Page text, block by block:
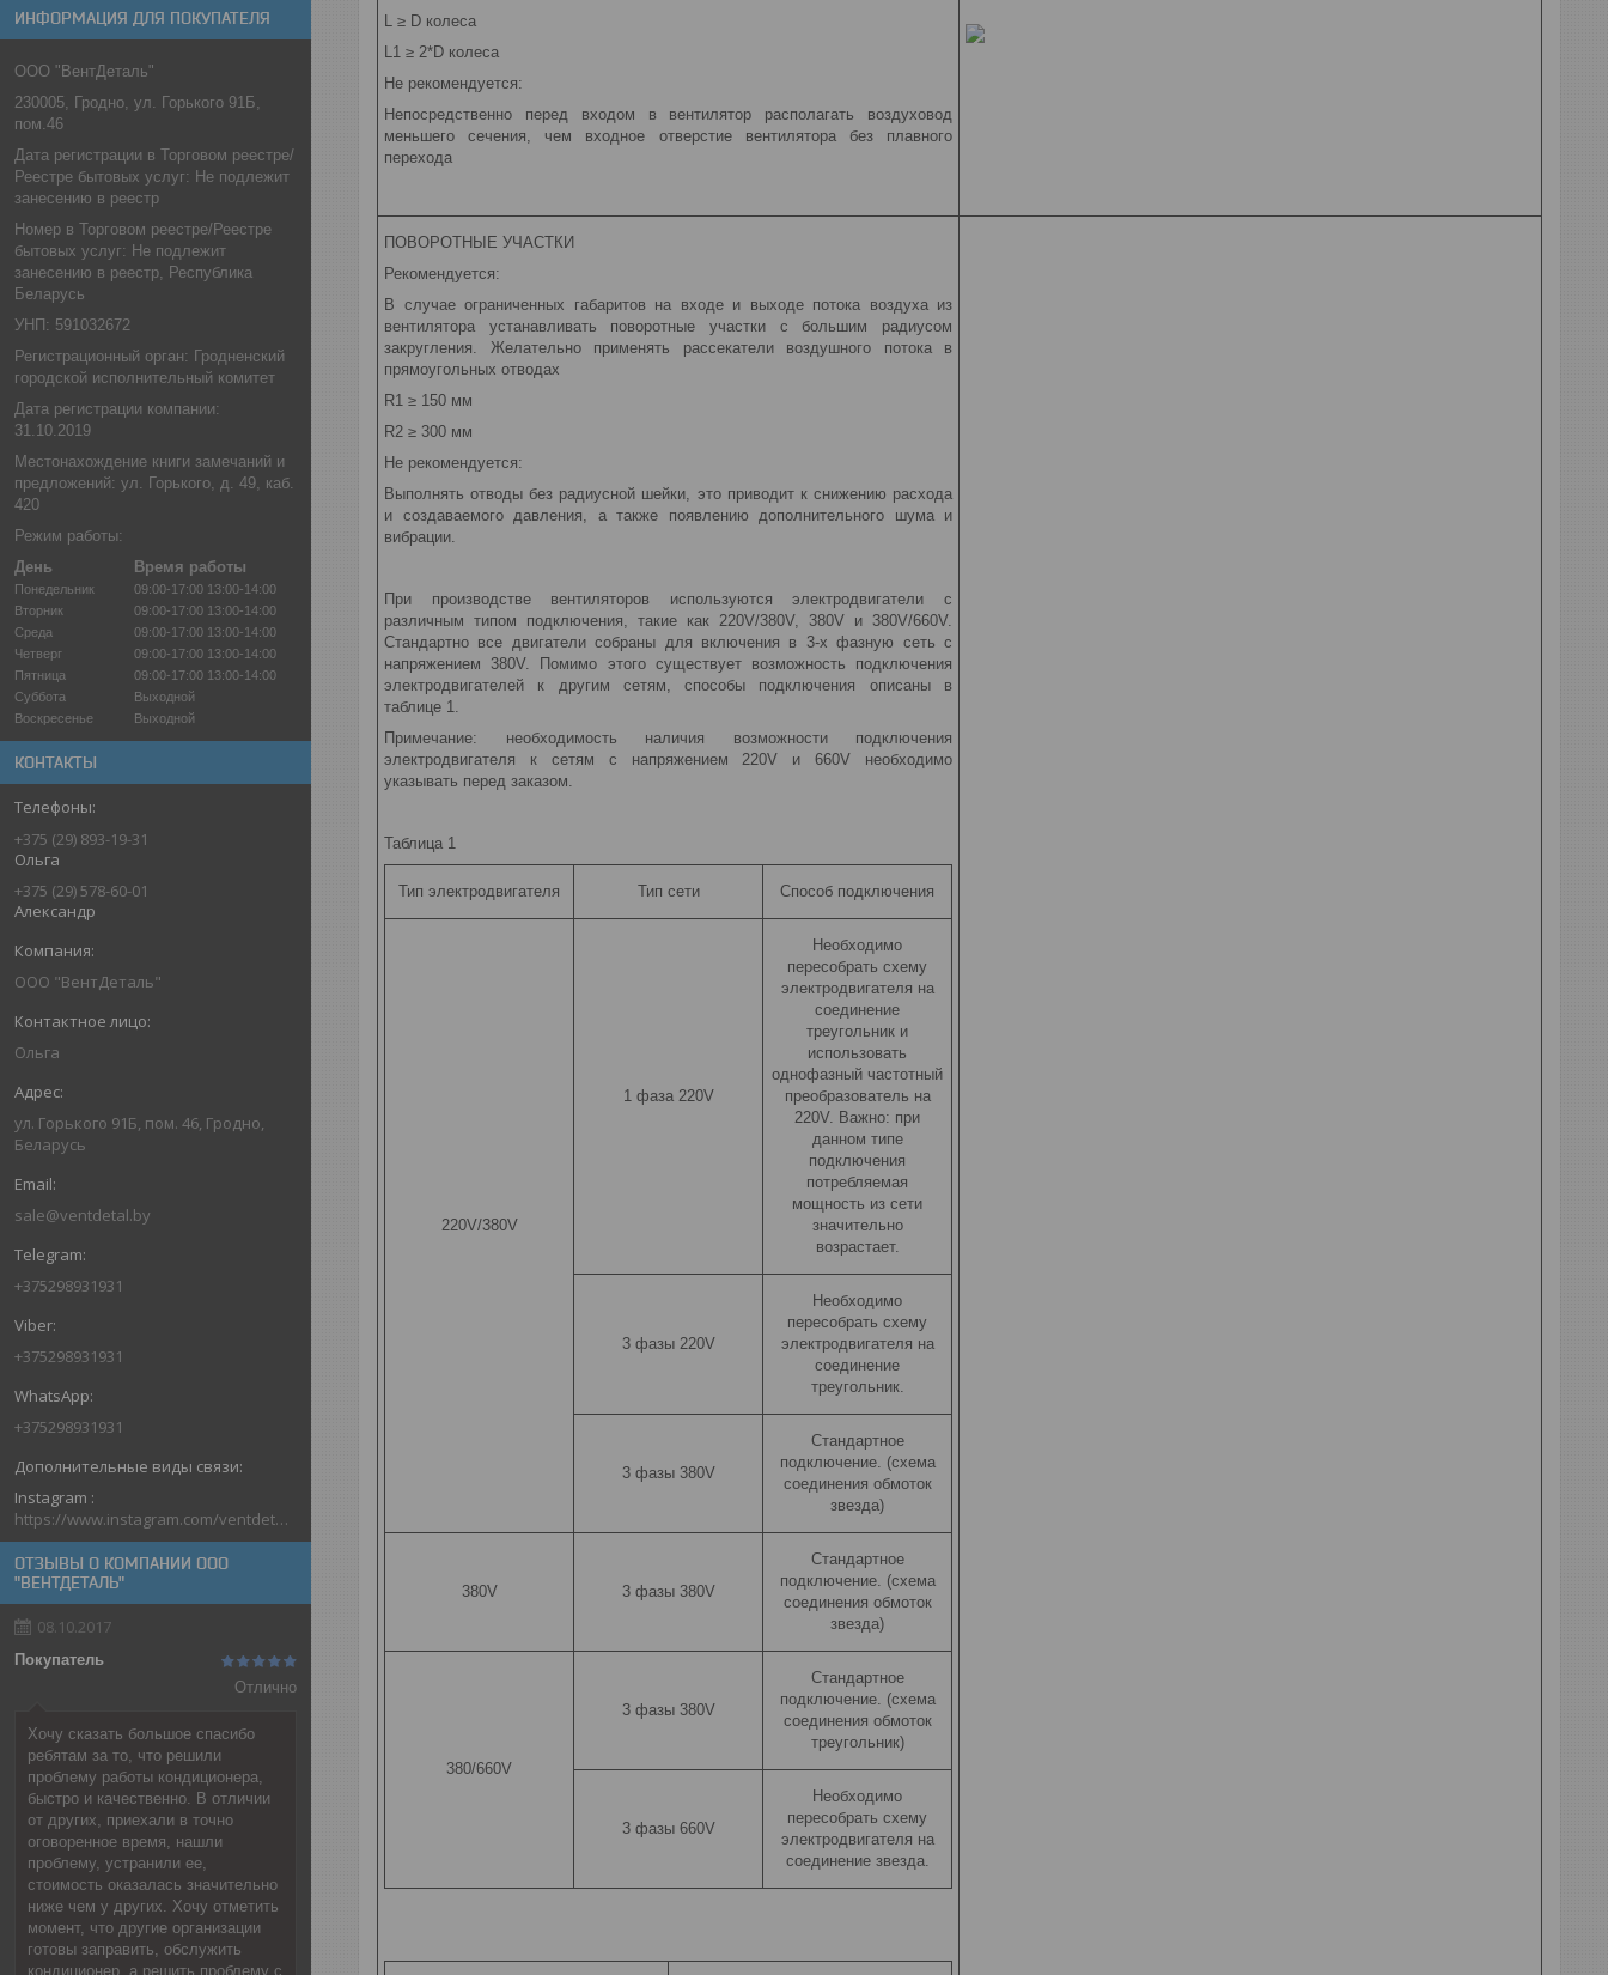
ИНФОРМАЦИЯ ДЛЯ ПОКУПАТЕЛЯ
ООО "ВентДеталь"
230005, Гродно, ул. Горького 91Б,
пом.46
Дата регистрации в Торговом реестре/
Реестре бытовых услуг: Не подлежит
занесению в реестр
Номер в Торговом реестре/Реестре
бытовых услуг: Не подлежит
занесению в реестр, Республика
Беларусь
УНП: 591032672
Регистрационный орган: Гродненский
городской исполнительный комитет
Дата регистрации компании:
31.10.2019
Местонахождение книги замечаний и
предложений: ул. Горького, д. 49, каб.
420
Режим работы:
День
Время работы
Понедельник 09:00-17:00 13:00-14:00
Вторник
09:00-17:00 13:00-14:00
Среда
09:00-17:00 13:00-14:00
Четверг
09:00-17:00 13:00-14:00
Пятница
09:00-17:00 13:00-14:00
Суббота
Выходной
Воскресенье
Выходной
КОНТАКТЫ
+375 (29) 893-19-31
Ольга
+375 (29) 578-60-01
Александр
ООО "ВентДеталь"
Ольга
ул. Горького 91Б, пом. 46, Гродно,
Беларусь
sale@ventdetal.by
+375298931931
+375298931931
+375298931931
Instagram
https://www.instagram.com/ventdetal_grodno/
ОТЗЫВЫ О КОМПАНИИ ООО
"ВЕНТДЕТАЛЬ"
08.10.2017
Покупатель
Отлично
Хочу сказать большое спасибо
ребятам за то, что решили
проблему работы кондиционера,
быстро и качественно. В отличии
от других, приехали в точно
оговоренное время, нашли
проблему, устранили ее,
стоимость оказалась значительно
ниже чем у других. Хочу отметить
момент, что другие организации
готовы заправить, обслужить
кондиционер, а решить проблему с
L ≥ D колеса
L1 ≥ 2*D колеса
Не рекомендуется:
Непосредственно перед входом в вентилятор располагать воздуховод
меньшего сечения, чем входное отверстие вентилятора без плавного
перехода
ПОВОРОТНЫЕ УЧАСТКИ
Рекомендуется:
В случае ограниченных габаритов на входе и выходе потока воздуха из
вентилятора устанавливать поворотные участки с большим радиусом
закругления. Желательно применять рассекатели воздушного потока в
прямоугольных отводах
R1 ≥ 150 мм
R2 ≥ 300 мм
Не рекомендуется:
Выполнять отводы без радиусной шейки, это приводит к снижению расхода
и создаваемого давления, а также появлению дополнительного шума и
вибрации.
При производстве вентиляторов используются электродвигатели с
различным типом подключения, такие как 220V/380V, 380V и 380V/660V.
Стандартно все двигатели собраны для включения в 3-х фазную сеть с
напряжением 380V. Помимо этого существует возможность подключения
электродвигателей к другим сетям, способы подключения описаны в
таблице 1.
Примечание: необходимость наличия возможности подключения
электродвигателя к сетям с напряжением 220V и 660V необходимо
указывать перед заказом.
Таблица 1
Тип электродвигателя Тип сети Способ подключения
220V/380V
1 фаза 220V
Необходимо
пересобрать схему
электродвигателя на
соединение
треугольник и
использовать
однофазный частотный
преобразователь на
220V. Важно: при
данном типе
подключения
потребляемая
мощность из сети
значительно
возрастает.
3 фазы 220V
Необходимо
пересобрать схему
электродвигателя на
соединение
треугольник.
3 фазы 380V
Стандартное
подключение. (схема
соединения обмоток
звезда)
380V 3 фазы 380V
Стандартное
подключение. (схема
соединения обмоток
звезда)
380/660V
3 фазы 380V
Стандартное
подключение. (схема
соединения обмоток
треугольник)
3 фазы 660V
Необходимо
пересобрать схему
электродвигателя на
соединение звезда.